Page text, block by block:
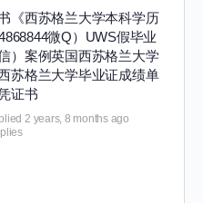
《西苏格兰大学本科学历
微Q）UWS假毕业
）案例英国西苏格兰大学
苏格兰大学毕业证成绩单
证书
2 years, 8 months ago